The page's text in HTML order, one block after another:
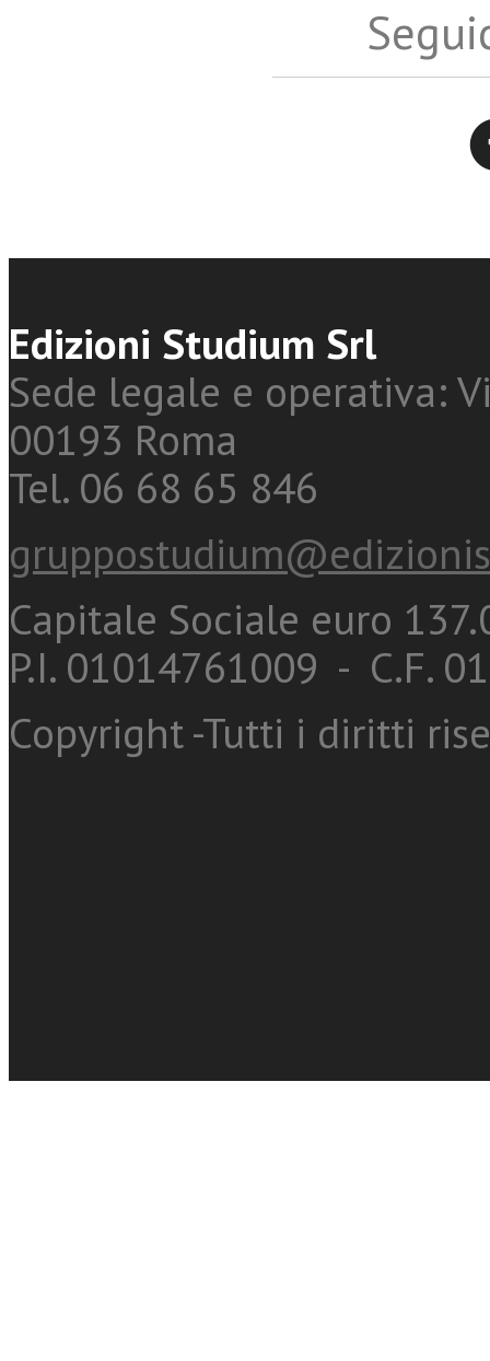
Edizioni Studium Srl
Sede legale e operativa:
00193 Roma
Tel. 06 68 65 846
Capitale Sociale euro
P.I. 01014761009 - C.F.
Copyright -Tutti i diritti